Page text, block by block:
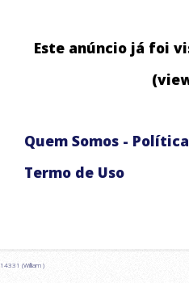
ABASTECIMENTO EMERGENCIAL
CHUVAS ARTIFICIAIS PARA
Este anúncio já foi
Quem Somos -
Termo de Uso
14331 (William )